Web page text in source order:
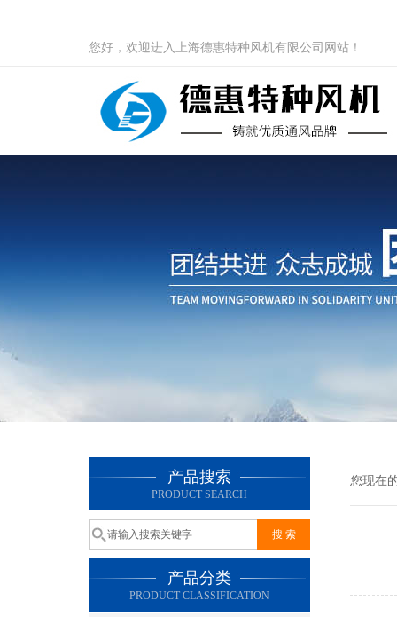
您好，欢迎进入上海德惠特种风机有限公司网站！
产品搜索
PRODUCT SEARCH
产品分类
PRODUCT CLASSIFICATION
您现在